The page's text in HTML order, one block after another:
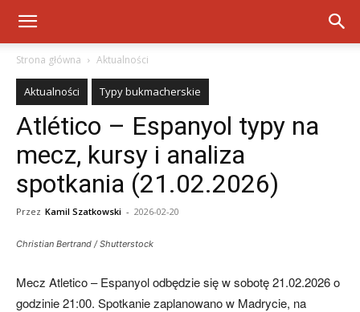
Strona główna Aktualności
Aktualności Typy bukmacherskie
Atlético – Espanyol typy na
mecz, kursy i analiza
spotkania (21.02.2026)
Przez Kamil Szatkowski - 2026-02-20
Christian Bertrand / Shutterstock
Mecz Atletico – Espanyol odbędzie się w sobotę 21.02.2026 o
godzinie 21:00. Spotkanie zaplanowano w Madrycie, na